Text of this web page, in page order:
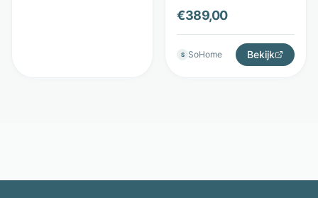
met boomrand en
open vak - bruin -
Artistiq Living
€389,00
S SoHome Bekijk